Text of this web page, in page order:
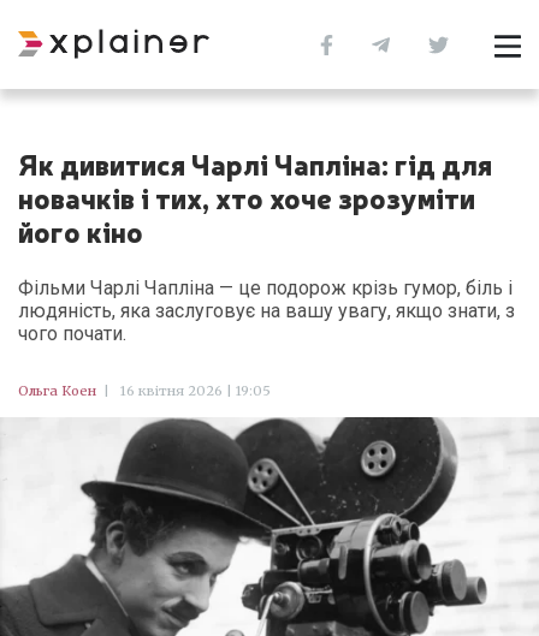
Як дивитися Чарлі Чапліна: гід для
новачків і тих, хто хоче зрозуміти
його кіно
Фільми Чарлі Чапліна — це подорож крізь гумор, біль і
людяність, яка заслуговує на вашу увагу, якщо знати, з
чого почати.
Ольга Коен 16 квітня 2026 | 19:05